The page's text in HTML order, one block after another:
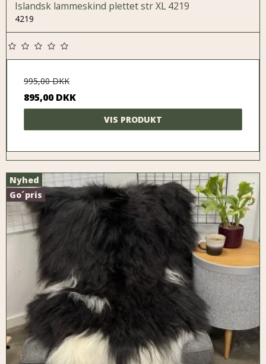
Islandsk lammeskind plettet str XL 4219
4219
995,00 DKK
895,00 DKK
VIS PRODUKT
Nyhed
Go´pris